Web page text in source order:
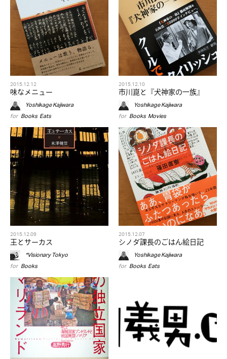
2015.12.12
味なメニュー
Yoshikage Kajiwara
for Books,Eats
2015.12.10
市川崑と『犬神家の一族』
Yoshikage Kajiwara
for Books,Movies
2015.12.09
王とサーカス
*Visionary Tokyo
for Books
2015.12.07
シノダ課長のごはん絵日記
Yoshikage Kajiwara
for Books,Eats